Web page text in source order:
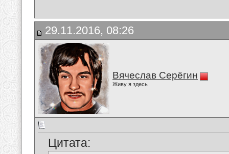
29.11.2016, 08:26
Вячеслав Серёгин
Живу я здесь
Цитата: